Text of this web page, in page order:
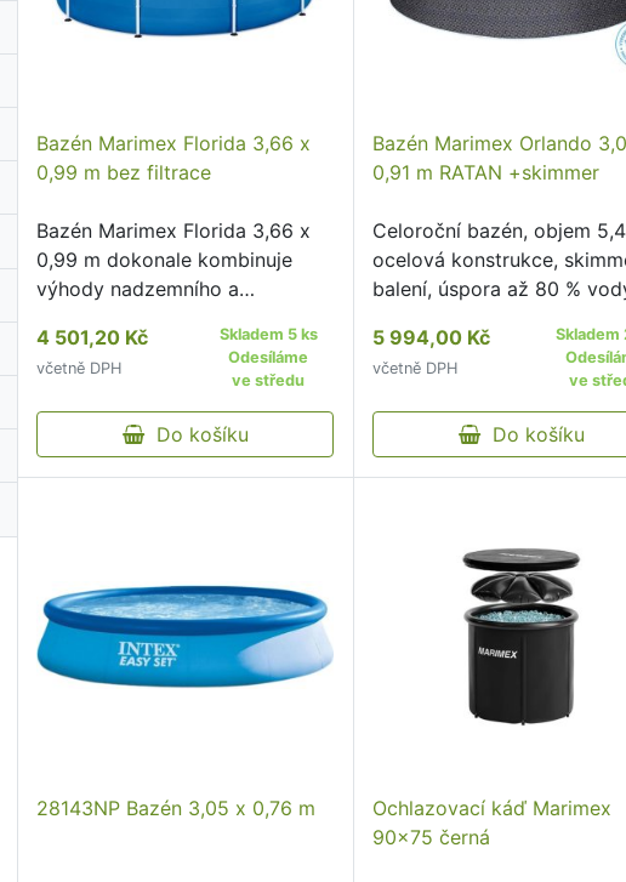
Bazén Marimex Florida 3,66 x
0,99 m bez filtrace
Bazén Marimex Florida 3,66 x
0,99 m dokonale kombinuje
výhody nadzemního a
4 501,20 Kč
včetně DPH
Skladem 5 ks
Odesíláme
ve středu
Do košíku
Bazén Marimex Orlando
0,91 m RATAN +skimmer
Celoroční bazén, objem
ocelová konstrukce,
balení, úspora až 80 %
5 994,00 Kč
včetně DPH
Skladem
ve
Do košíku
28143NP Bazén 3,05 x 0,76 m
Ochlazovací káď Marimex
90x75 černá